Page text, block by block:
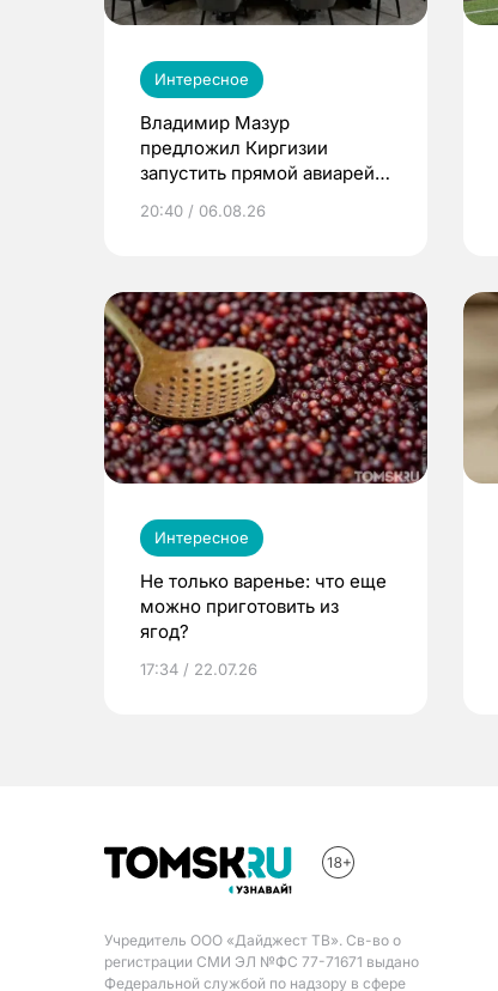
Интересное
Владимир Мазур
предложил Киргизии
запустить прямой авиарейс
20:40 / 06.08.26
Интересное
Не только варенье: что еще
можно приготовить из
ягод?
17:34 / 22.07.26
Учредитель ООО «Дайджест ТВ». Св-во о
регистрации СМИ ЭЛ №ФС 77-71671 выдано
Федеральной службой по надзору в сфере